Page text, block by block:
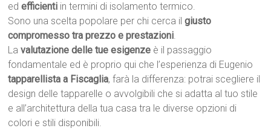
edefficienti in termini di isolamento termico.
Sono una scelta popolare per chi cerca ilgiusto
compromesso tra prezzo e prestazioni.
Lavalutazione delle tue esigenze è il passaggio
fondamentale ed è proprio qui che l’esperienza di Eugenio
tapparellista a Fiscaglia, farà la differenza: potrai scegliere il
design delle tapparelle o avvolgibili che si adatta al tuo stile
e all’architettura della tua casa tra le diverse opzioni di
colori e stili disponibili.